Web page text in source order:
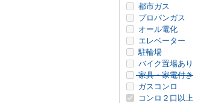
都市ガス
プロパンガス
オール電化
エレベーター
駐輪場
バイク置場あり
家具・家電付き
ガスコンロ
コンロ２口以上